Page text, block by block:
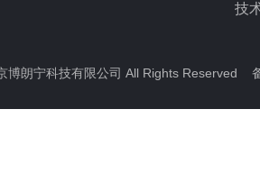
技
博朗宁科技有限公司 All Rights Reserved